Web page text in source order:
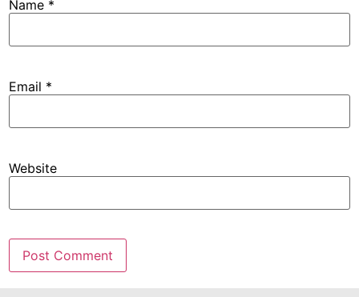
Name *
Email *
Website